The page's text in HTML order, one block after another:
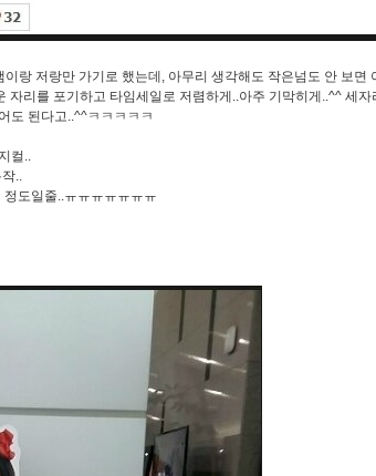
랑 저랑만 가기로 했는데, 아무리 생각해도 작은넘도 안 보면
자리를 포기하고 타임세일로 저렴하게..아주 기막히게..^^ 세자
도 된다고..^^ㅋㅋㅋㅋㅋ
컬..
..
도일줄..ㅠㅠㅠㅠㅠㅠㅠ